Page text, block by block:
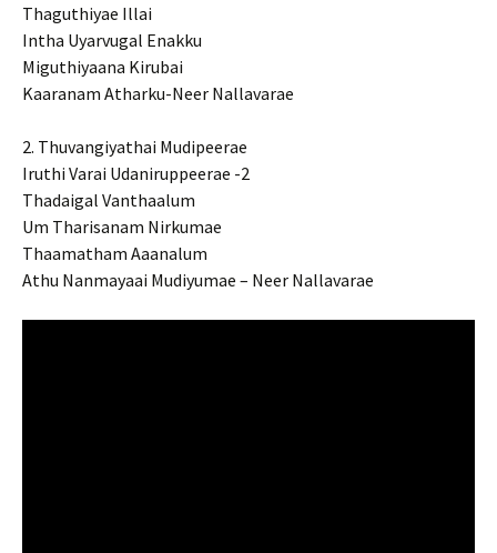
Thaguthiyae Illai
Intha Uyarvugal Enakku
Miguthiyaana Kirubai
Kaaranam Atharku-Neer Nallavarae
2. Thuvangiyathai Mudipeerae
Iruthi Varai Udaniruppeerae -2
Thadaigal Vanthaalum
Um Tharisanam Nirkumae
Thaamatham Aaanalum
Athu Nanmayaai Mudiyumae – Neer Nallavarae